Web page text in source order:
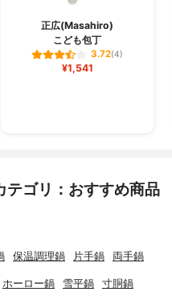
正広(Masahiro)
こども包丁
3.72(4)
¥1,541
テゴリ：おすすめ商品
保温調理鍋 片手鍋 両手鍋
ホーロー鍋 雪平鍋 寸胴鍋